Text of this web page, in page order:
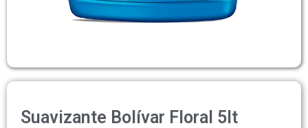
Suavizante Bolívar Floral 5lt